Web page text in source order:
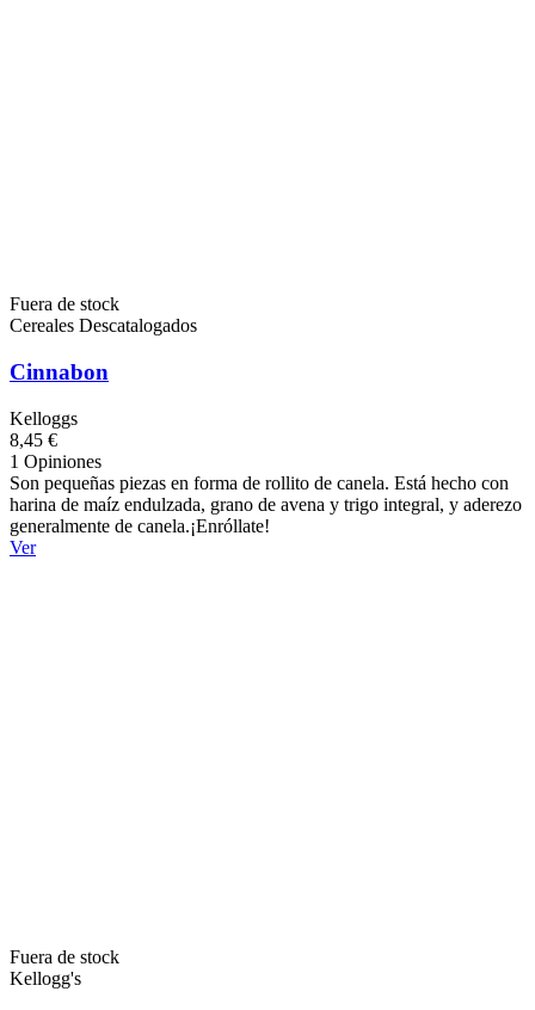
Fuera de stock
Cereales Descatalogados
Cinnabon
Kelloggs
8,45 €
1 Opiniones
Son pequeñas piezas en forma de rollito de canela. Está hecho con
harina de maíz endulzada, grano de avena y trigo integral, y aderezo
generalmente de canela.¡Enróllate!
Ver
Fuera de stock
Kellogg's